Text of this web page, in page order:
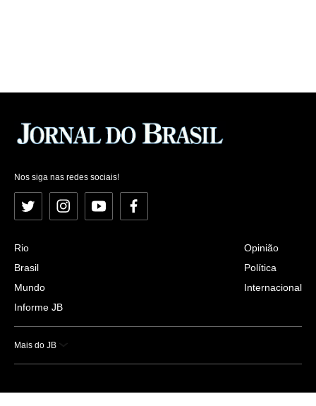
Nos siga nas redes sociais!
Twitter InstagramYouTubeFacebook
Rio
Brasil
Mundo
Informe JB
Opinião
Política
Internacional
Mais do JB
Esportes